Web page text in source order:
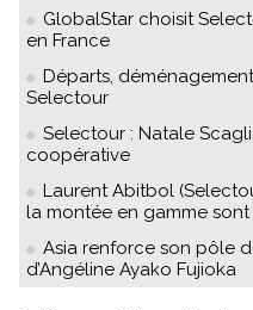
GlobalStar choisit
en France
Départs,
Selectour
Selectour : Natale
coopérative
Laurent Abitbol
la montée en gamme
Asia renforce son pôle
d’Angéline Ayako Fujioka